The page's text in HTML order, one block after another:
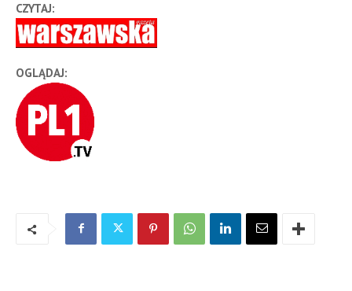
CZYTAJ:
OGLĄDAJ: